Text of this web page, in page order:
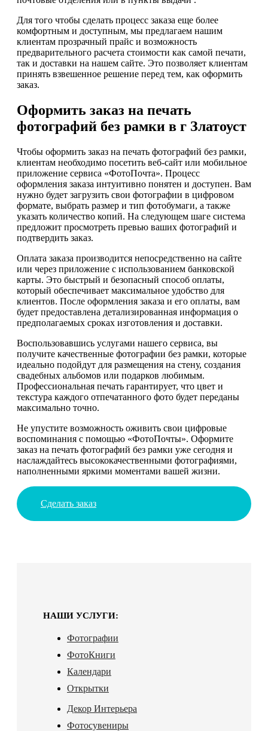
Для того чтобы сделать процесс заказа еще более
комфортным и доступным, мы предлагаем нашим
клиентам прозрачный прайс и возможность
предварительного расчета стоимости как самой печати,
так и доставки на нашем сайте. Это позволяет клиентам
принять взвешенное решение перед тем, как оформить
заказ.
Оформить заказ на печать
фотографий без рамки в г Златоуст
Чтобы оформить заказ на печать фотографий без рамки,
клиентам необходимо посетить веб-сайт или мобильное
приложение сервиса «ФотоПочта». Процесс
оформления заказа интуитивно понятен и доступен. Вам
нужно будет загрузить свои фотографии в цифровом
формате, выбрать размер и тип фотобумаги, а также
указать количество копий. На следующем шаге система
предложит просмотреть превью ваших фотографий и
подтвердить заказ.
Оплата заказа производится непосредственно на сайте
или через приложение с использованием банковской
карты. Это быстрый и безопасный способ оплаты,
который обеспечивает максимальное удобство для
клиентов. После оформления заказа и его оплаты, вам
будет предоставлена детализированная информация о
предполагаемых сроках изготовления и доставки.
Воспользовавшись услугами нашего сервиса, вы
получите качественные фотографии без рамки, которые
идеально подойдут для размещения на стену, создания
свадебных альбомов или подарков любимым.
Профессиональная печать гарантирует, что цвет и
текстура каждого отпечатанного фото будет переданы
максимально точно.
Не упустите возможность оживить свои цифровые
воспоминания с помощью «ФотоПочты». Оформите
заказ на печать фотографий без рамки уже сегодня и
наслаждайтесь высококачественными фотографиями,
наполненными яркими моментами вашей жизни.
Сделать заказ
НАШИ УСЛУГИ:
Фотографии
ФотоКниги
Календари
Открытки
Декор Интерьера
Фотосувениры